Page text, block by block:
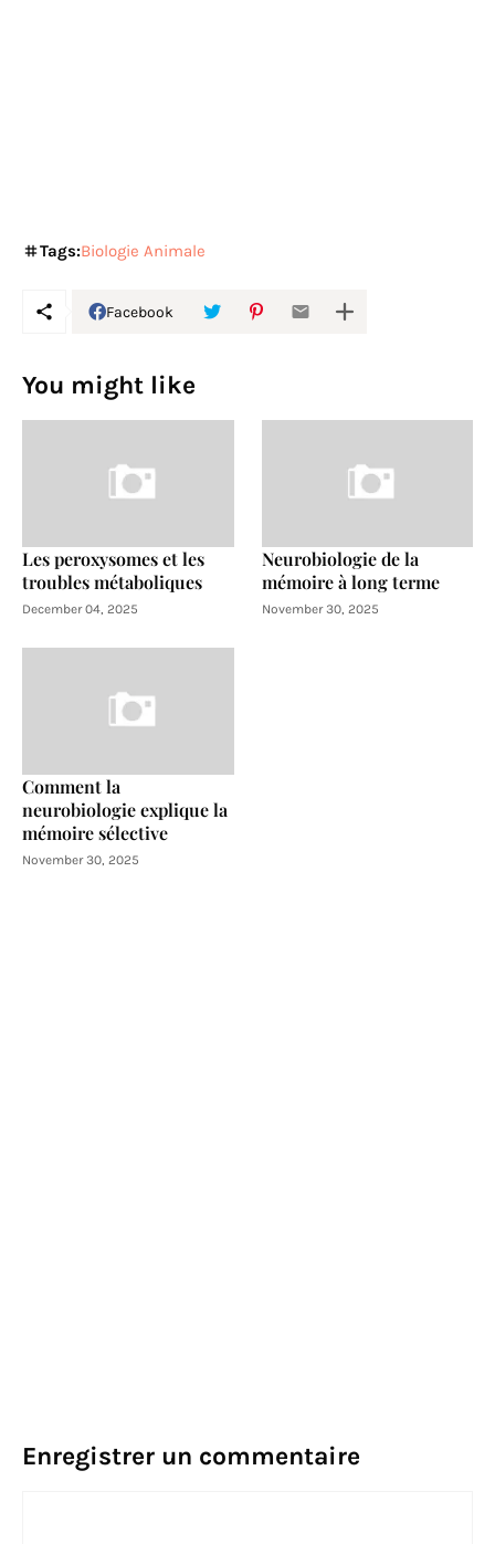
Tags:Biologie Animale
Facebook
You might like
Les peroxysomes et les
troubles métaboliques
December 04, 2025
Neurobiologie de la
mémoire à long terme
November 30, 2025
Comment la
neurobiologie explique la
mémoire sélective
November 30, 2025
Enregistrer un commentaire